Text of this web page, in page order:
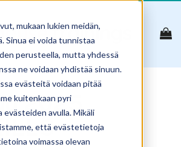
mukaan lukien meidän,
Sinua ei voida tunnistaa
perusteella, mutta yhdessä
ne voidaan yhdistää sinuun.
evästeitä voidaan pitää
kuitenkaan pyri
evästeiden avulla. Mikäli
että evästetietoja
voimassa olevan
2025